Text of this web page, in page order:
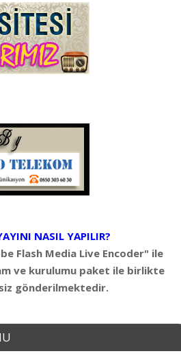
NASIL YAPILIR?
Flash Media Live Encoder" ile
ve kurulumu paket ile birlikte
gönderilmektedir.